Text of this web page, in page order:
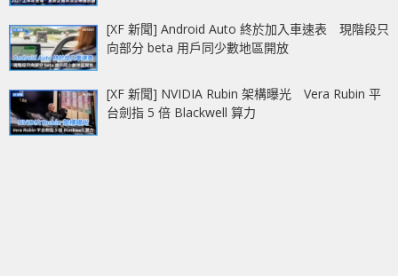
[XF 新聞] Android Auto 終於加入車速表 現階段只
向部分 beta 用戶同少數地區開放
[XF 新聞] NVIDIA Rubin 架構曝光 Vera Rubin 平
台劍指 5 倍 Blackwell 算力